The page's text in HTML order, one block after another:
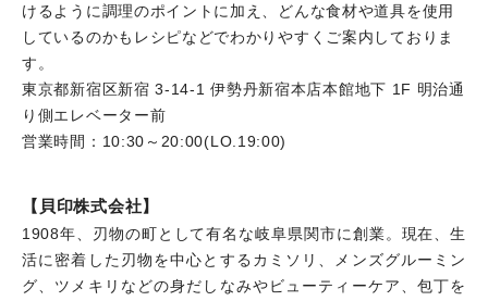
けるように調理のポイントに加え、どんな食材や道具を使用
しているのかもレシピなどでわかりやすくご案内しておりま
す。
東京都新宿区新宿 3-14-1 伊勢丹新宿本店本館地下 1F 明治通
り側エレベーター前
営業時間：10:30～20:00(LO.19:00)
【貝印株式会社】
1908年、刃物の町として有名な岐阜県関市に創業。現在、生
活に密着した刃物を中心とするカミソリ、メンズグルーミン
グ、ツメキリなどの身だしなみやビューティーケア、包丁を